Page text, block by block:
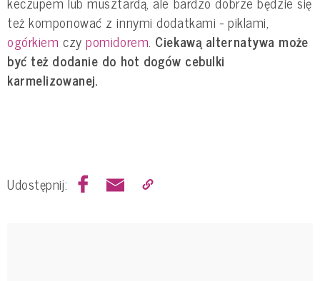
też komponować z innymi dodatkami - piklami,
ogórkiem czypomidorem. Ciekawą alternatywa może
być też dodanie do hot dogów cebulki
karmelizowanej.
Udostępnij: